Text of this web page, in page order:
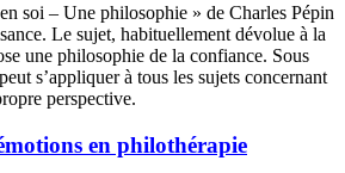
soi – Une philosophie » de Charles Pépin
Le sujet, habituellement dévolue à la
une philosophie de la confiance. Sous
s’appliquer à tous les sujets concernant
perspective.
en philothérapie